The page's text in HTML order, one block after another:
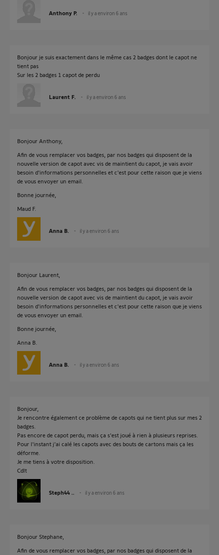
Anthony P. il y a environ 6 ans
Bonjour je suis exactement dans le même cas 2 badges dont le capot ne
tient pas
Sur les 2 badges 1 capot de perdu
Laurent F. il y a environ 6 ans
Bonjour Anthony,
Afin de vous remplacer vos badges, par nos badges qui disposent de la
nouvelle version de capot avec vis de maintient du capot, je vais avoir
besoin d'informations personnelles et c'est pour cette raison que je viens
de vous envoyer un email.
Bonne journée,
Maud F.
Anna B. il y a environ 6 ans
Bonjour Laurent,
Afin de vous remplacer vos badges, par nos badges qui disposent de la
nouvelle version de capot avec vis de maintient du capot, je vais avoir
besoin d'informations personnelles et c'est pour cette raison que je viens
de vous envoyer un email.
Bonne journée,
Anna B.
Anna B. il y a environ 6 ans
Bonjour,
Je rencontre également ce problème de capots qui ne tient plus sur mes 2
badges.
Pas encore de capot perdu, mais ça s'est joué à rien à plusieurs reprises.
Pour l'instant j'ai calé les capots avec des bouts de cartons mais ça les
déforme.
Je me tiens à votre disposition.
Cdlt
Steph44 .. il y a environ 6 ans
Bonjour Stephane,
Afin de vous remplacer vos badges, par nos badges qui disposent de la